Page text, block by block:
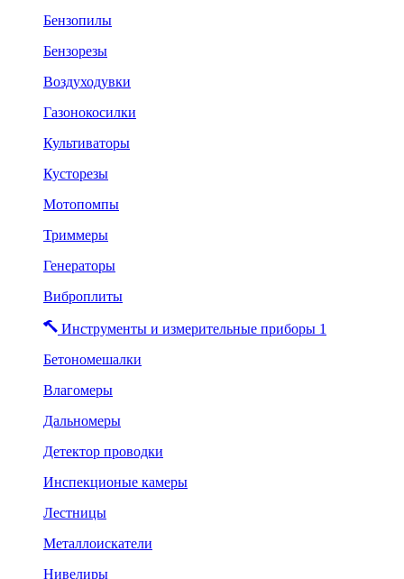
Бензопилы
Бензорезы
Воздуходувки
Газонокосилки
Культиваторы
Кусторезы
Мотопомпы
Триммеры
Генераторы
Виброплиты
Инструменты и измерительные приборы 1
Бетономешалки
Влагомеры
Дальномеры
Детектор проводки
Инспекционые камеры
Лестницы
Металлоискатели
Нивелиры